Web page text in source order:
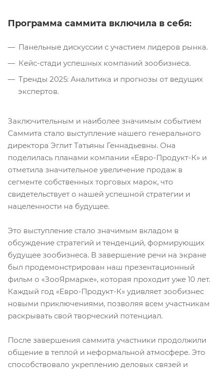
Программа саммита включила в себя:
Панельные дискуссии с участием лидеров рынка.
Кейс-стади успешных компаний зообизнеса.
Тренды 2025: Аналитика и прогнозы от ведущих
экспертов.
Заключительным и наиболее значимым событием
Саммита стало выступление нашего генерального
директора Эглит Татьяны Геннадьевны. Она
поделилась планами компании «Евро-Продукт-К» и
отметила значительное увеличение продаж в
сегменте собственных торговых марок, что
свидетельствует о нашей успешной стратегии и
нацеленности на будущее.
Это выступление стало значимым вкладом в
обсуждение стратегий и тенденций, формирующих
будущее зообизнеса. В завершение речи на экране
был продемонстрирован наш презентационный
фильм о «ЗооЯрмарке», которая проходит уже 10 лет.
Каждый год «Евро-Продукт-К» удивляет зообизнес
новыми приключениями, позволяя всем участникам
раскрывать свой творческий потенциал.
После завершения саммита участники продолжили
общение в теплой и неформальной атмосфере. Это
способствовало укреплению деловых связей и